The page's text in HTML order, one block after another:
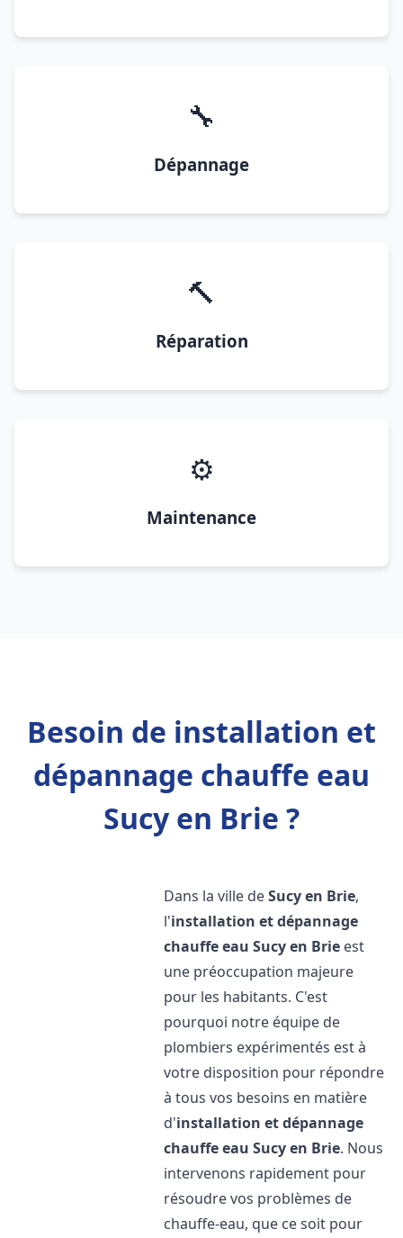
🔧
Dépannage
🔨
Réparation
⚙️
Maintenance
Besoin de installation et
dépannage chauffe eau
Sucy en Brie ?
Dans la ville deSucy en Brie,
l'installation et dépannage
chauffe eau Sucy en Brie est
une préoccupation majeure
pour les habitants. C'est
pourquoi notre équipe de
plombiers expérimentés est à
votre disposition pour répondre
à tous vos besoins en matière
d'installation et dépannage
chauffe eau Sucy en Brie. Nous
intervenons rapidement pour
résoudre vos problèmes de
chauffe-eau, que ce soit pour